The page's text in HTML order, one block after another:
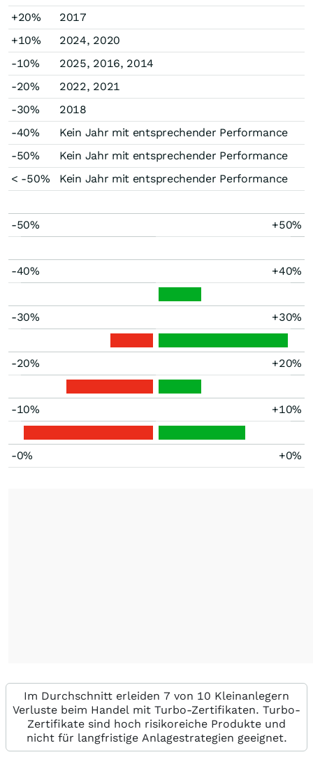
+20%
2017
+10%
2024, 2020
-10%
2025, 2016, 2014
-20%
2022, 2021
-30%
2018
-40%
Kein Jahr mit entsprechender Performance
-50%
Kein Jahr mit entsprechender Performance
< -50%
Kein Jahr mit entsprechender Performance
-50% +50%
-40% +40%
-30% +30%
-20% +20%
-10% +10%
-0% +0%
Im Durchschnitt erleiden 7 von 10 Kleinanlegern
Verluste beim Handel mit Turbo-Zertifikaten. Turbo-
Zertifikate sind hoch risikoreiche Produkte und
nicht für langfristige Anlagestrategien geeignet.